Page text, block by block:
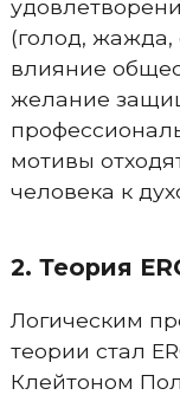
(голод, жажда,
влияние
желание
мотивы
человека к
2. Теория
Логическим
теории стал
Клейтоном